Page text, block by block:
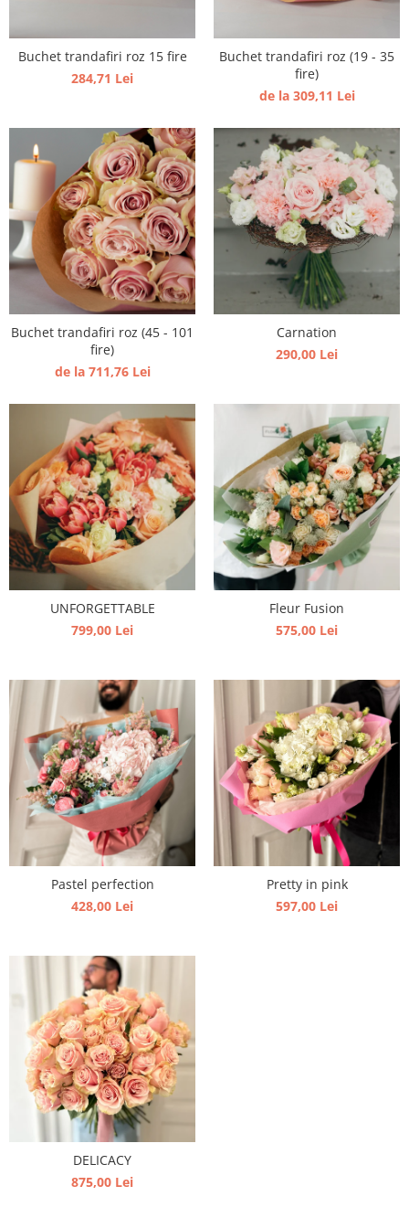
Buchet trandafiri roz 15 fire
284,71 Lei
Buchet trandafiri roz (19 - 35
fire)
de la 309,11 Lei
Buchet trandafiri roz (45 - 101
fire)
de la 711,76 Lei
Carnation
290,00 Lei
UNFORGETTABLE
799,00 Lei
Fleur Fusion
575,00 Lei
Pastel perfection
428,00 Lei
Pretty in pink
597,00 Lei
DELICACY
875,00 Lei